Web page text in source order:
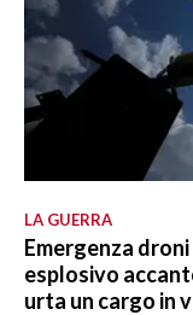
LA GUERRA
Emergenza
esplosivo
urta un cargo in